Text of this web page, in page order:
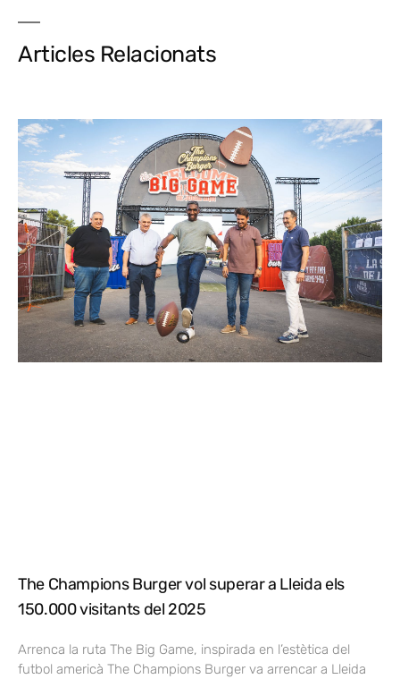
Articles Relacionats
The Champions Burger vol superar a Lleida els
150.000 visitants del 2025
Arrenca la ruta The Big Game, inspirada en l’estètica del
futbol americà The Champions Burger va arrencar a Lleida